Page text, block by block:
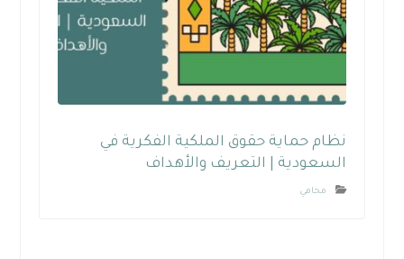
نظام حماية حقوق الملكية الفكرية في
السعودية | التعريف والأهداف
محامي